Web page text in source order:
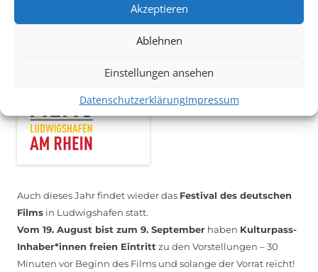
Akzeptieren
Ablehnen
Einstellungen ansehen
DatenschutzerklärungImpressum
*KULTURTIPP SOMMERPAUSE: FESTIVAL DES DEUTSCHEN FILMS*
Auch dieses Jahr findet wieder das Festival des deutschen
Films in Ludwigshafen statt.
Vom 19. August bist zum 9. September haben Kulturpass-
Inhaber*innen freien Eintrittzu den Vorstellungen – 30
Minuten vor Beginn des Films und solange der Vorrat reicht!